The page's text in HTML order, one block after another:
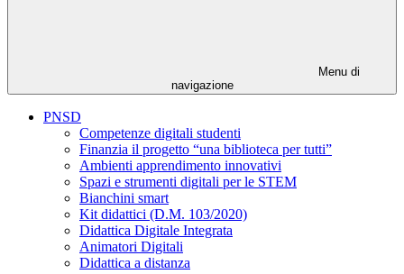
Menu di
navigazione
PNSD
Competenze digitali studenti
Finanzia il progetto “una biblioteca per tutti”
Ambienti apprendimento innovativi
Spazi e strumenti digitali per le STEM
Bianchini smart
Kit didattici (D.M. 103/2020)
Didattica Digitale Integrata
Animatori Digitali
Didattica a distanza